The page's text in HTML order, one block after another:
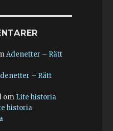
Adenetter – Rätt
– Rätt
om Lite historia
historia